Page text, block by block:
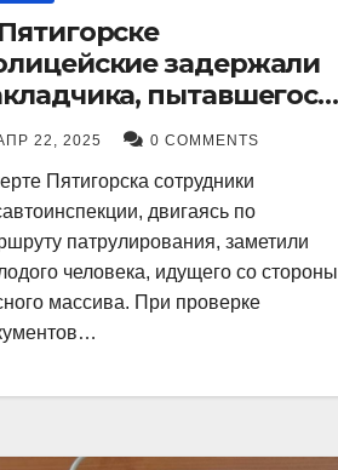
задержали
пытавшегося
партию
22, 2025 0 COMMENTS
Пятигорска сотрудники
двигаясь по
патрулирования, заметили
человека, идущего со стороны
массива. При проверке